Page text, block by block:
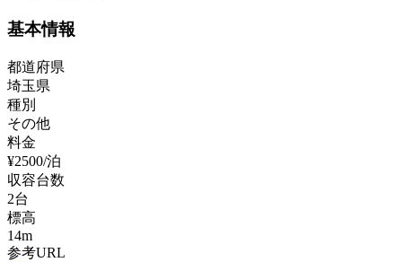
基本情報
都道府県
埼玉県
種別
その他
料金
¥2500/泊
収容台数
2台
標高
14m
参考URL